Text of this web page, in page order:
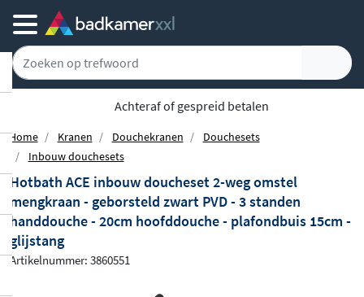
Achteraf of gespreid betalen
Home Kranen Douchekranen
Douchesets
Inbouw douchesets
Hotbath ACE inbouw doucheset 2-weg omstel
mengkraan - geborsteld zwart PVD - 3 standen
handdouche - 20cm hoofddouche - plafondbuis 15cm -
glijstang
Artikelnummer: 3860551